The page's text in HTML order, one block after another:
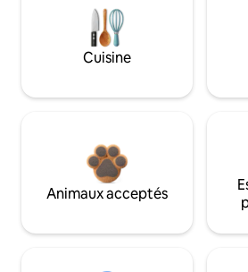
Cuisine
Animaux acceptés